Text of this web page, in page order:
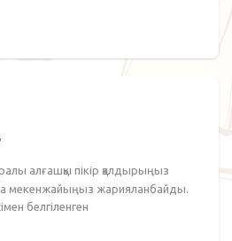
алғашқы пікір қалдырыңыз
мекенжайыңыз жарияланбайды.
белгіленген